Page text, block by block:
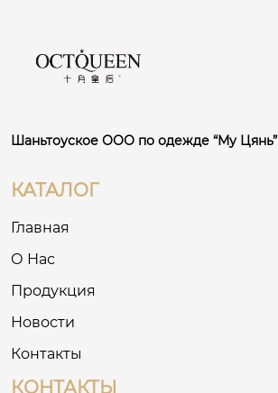
Шаньтоуское ООО по одежде “Му Цянь”
КАТАЛОГ
Главная
О Нас
Продукция
Новости
Контакты
КОНТАКТЫ